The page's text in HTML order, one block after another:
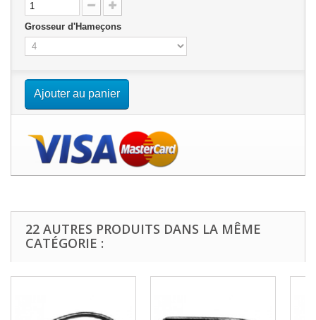
Grosseur d'Hameçons
Ajouter au panier
22 AUTRES PRODUITS DANS LA MÊME
CATÉGORIE :